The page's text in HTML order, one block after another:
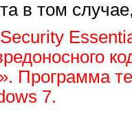
в том
Программа
7.